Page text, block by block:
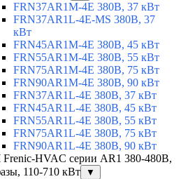
FRN37AR1M-4E 380В, 37 кВт
FRN37AR1L-4E-MS 380В, 37
кВт
FRN45AR1M-4E 380В, 45 кВт
FRN55AR1M-4E 380В, 55 кВт
FRN75AR1M-4E 380В, 75 кВт
FRN90AR1M-4E 380В, 90 кВт
FRN37AR1L-4E 380В, 37 кВт
FRN45AR1L-4E 380В, 45 кВт
FRN55AR1L-4E 380В, 55 кВт
FRN75AR1L-4E 380В, 75 кВт
FRN90AR1L-4E 380В, 90 кВт
HVAC серии AR1 380-480В,
110-710 кВт
▼